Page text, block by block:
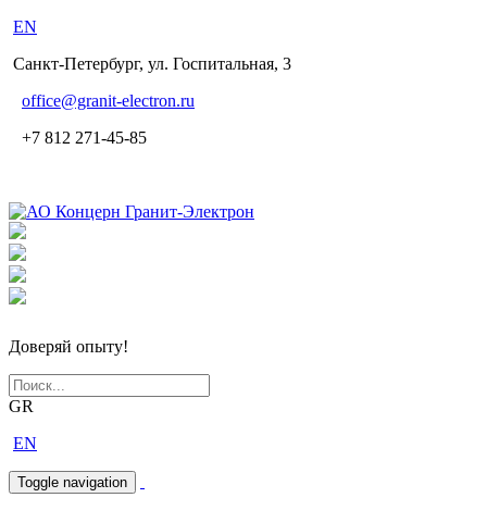
EN
Санкт-Петербург, ул. Госпитальная, 3
office@granit-electron.ru
+7 812 271-45-85
Доверяй опыту!
GR
EN
Toggle navigation